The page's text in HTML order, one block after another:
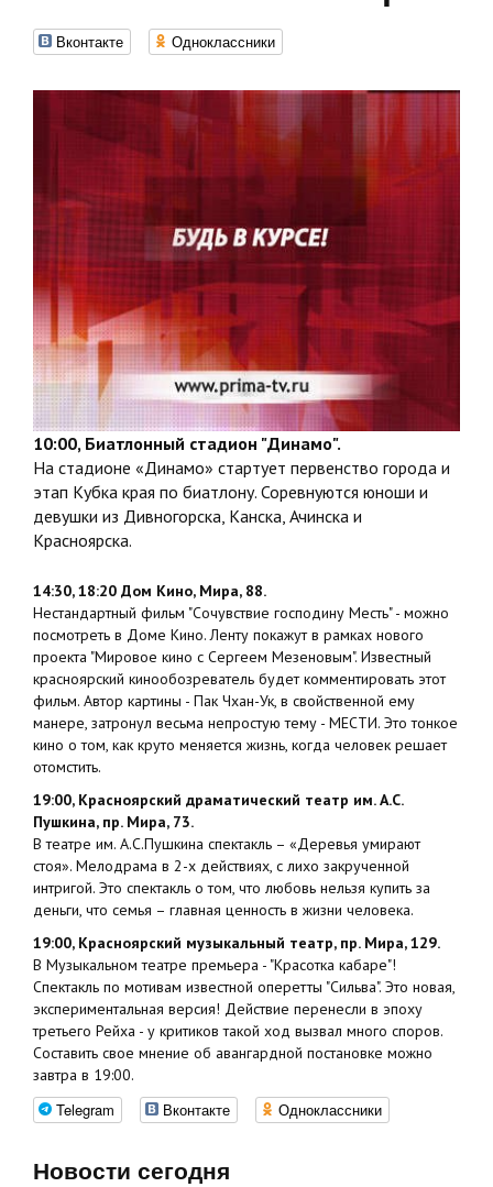
Вконтакте Одноклассники
10:00, Биатлонный стадион "Динамо".
На стадионе «Динамо» стартует первенство города и
этап Кубка края по биатлону. Соревнуются юноши и
девушки из Дивногорска, Канска, Ачинска и
Красноярска.
14:30, 18:20 Дом Кино, Мира, 88.
Нестандартный фильм "Сочувствие господину Месть" - можно
посмотреть в Доме Кино. Ленту покажут в рамках нового
проекта "Мировое кино с Сергеем Мезеновым". Известный
красноярский кинообозреватель будет комментировать этот
фильм. Автор картины - Пак Чхан-Ук, в свойственной ему
манере, затронул весьма непростую тему - МЕСТИ. Это тонкое
кино о том, как круто меняется жизнь, когда человек решает
отомстить.
19:00, Красноярский драматический театр им. А.С.
Пушкина, пр. Мира, 73.
В театре им. А.С.Пушкина спектакль – «Деревья умирают
стоя». Мелодрама в 2-х действиях, с лихо закрученной
интригой. Это спектакль о том, что любовь нельзя купить за
деньги, что семья – главная ценность в жизни человека.
19:00, Красноярский музыкальный театр, пр. Мира, 129.
В Музыкальном театре премьера - "Красотка кабаре"!
Спектакль по мотивам известной оперетты "Сильва". Это новая,
экспериментальная версия! Действие перенесли в эпоху
третьего Рейха - у критиков такой ход вызвал много споров.
Составить свое мнение об авангардной постановке можно
завтра в 19:00.
Telegram Вконтакте Одноклассники
Новости сегодня